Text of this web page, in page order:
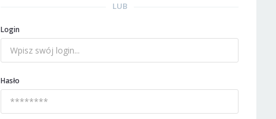
LUB
Login
Hasło